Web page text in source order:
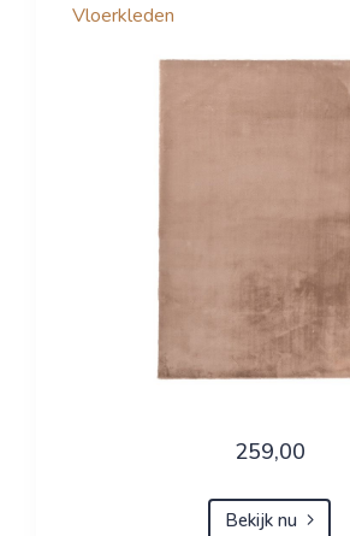
Vloerkleden
259,00
Bekijk nu